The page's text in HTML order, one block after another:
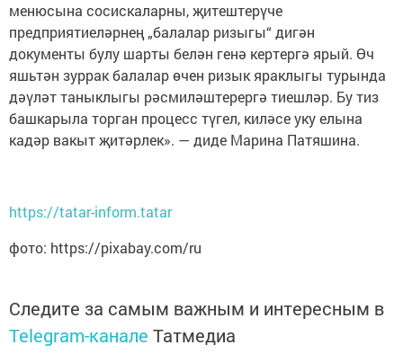
менюсына сосискаларны, җитештерүче
предприятиеләрнең „балалар ризыгы“ дигән
документы булу шарты белән генә кертергә ярый. Өч
яшьтән зуррак балалар өчен ризык яраклыгы турында
дәүләт таныклыгы рәсмиләштерергә тиешләр. Бу тиз
башкарыла торган процесс түгел, киләсе уку елына
кадәр вакыт җитәрлек». — диде Марина Патяшина.
https://tatar-inform.tatar
фото: https://pixabay.com/ru
Следите за самым важным и интересным в
Telegram-канале Татмедиа